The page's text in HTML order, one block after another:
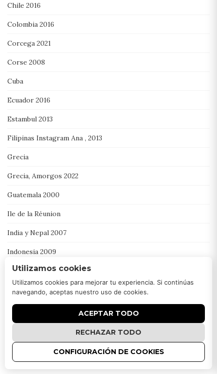
Chile 2016
Colombia 2016
Corcega 2021
Corse 2008
Cuba
Ecuador 2016
Estambul 2013
Filipinas Instagram Ana , 2013
Grecia
Grecia, Amorgos 2022
Guatemala 2000
Ile de la Réunion
India y Nepal 2007
Indonesia 2009
Iran 2016
Irlanda , Donegal 2017
Israel , Jordania , Palestina 2011
Italia 2018
Japón 2008
Utilizamos cookies
Utilizamos cookies para mejorar tu experiencia. Si continúas
navegando, aceptas nuestro uso de cookies.
ACEPTAR TODO
RECHAZAR TODO
CONFIGURACIÓN DE COOKIES